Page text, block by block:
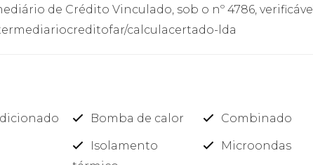
de Crédito Vinculado, sob o nº 4786, verificável
calculacertado-lda
Bomba de calor Combinado
Isolamento
Microondas